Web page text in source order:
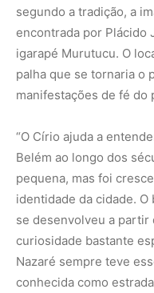
segundo a tradição, a
encontrada por Plácido
igarapé Murutucu. O
palha que se tornaria o
manifestações de fé do
“O Círio ajuda a
Belém ao longo dos
pequena, mas foi
identidade da cidade.
se desenvolveu a partir
curiosidade bastante
Nazaré sempre teve
conhecida como